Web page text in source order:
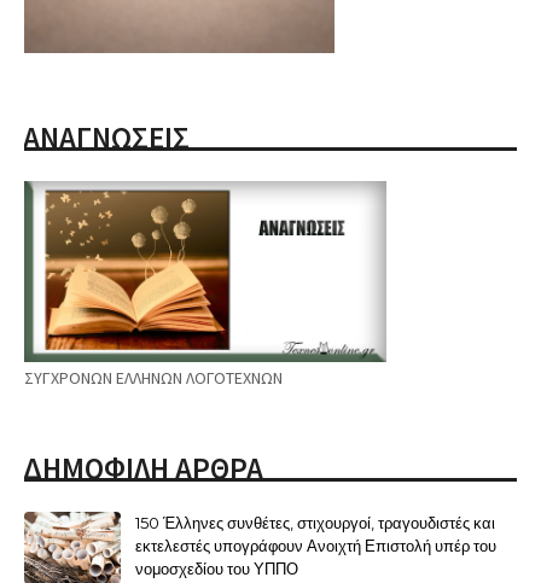
ΑΝΑΓΝΩΣΕΙΣ
ΣΥΓΧΡΟΝΩΝ ΕΛΛΗΝΩΝ ΛΟΓΟΤΕΧΝΩΝ
ΔΗΜΟΦΙΛΗ ΑΡΘΡΑ
150 Έλληνες συνθέτες, στιχουργοί, τραγουδιστές και
εκτελεστές υπογράφουν Ανοιχτή Επιστολή υπέρ του
νομοσχεδίου του ΥΠΠΟ